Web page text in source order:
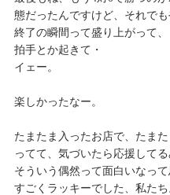
態だったんですけど、それで
終了の瞬間って盛り上がって、
拍手とか起きて・
イェー。
楽しかったなー。
たまたま入ったお店で、たま
ってて、気づいたら応援してる
そういう偶然って面白いなって
すごくラッキーでした、私たち